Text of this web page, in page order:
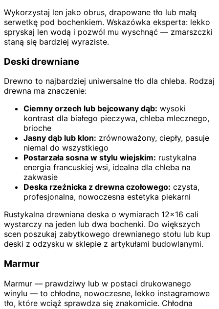
Wykorzystaj len jako obrus, drapowane tło lub małą
serwetkę pod bochenkiem. Wskazówka eksperta: lekko
spryskaj len wodą i pozwól mu wyschnąć — zmarszczki
staną się bardziej wyraziste.
Deski drewniane
Drewno to najbardziej uniwersalne tło dla chleba. Rodzaj
drewna ma znaczenie:
Ciemny orzech lub bejcowany dąb: wysoki
kontrast dla białego pieczywa, chleba mlecznego,
brioche
Jasny dąb lub klon: zrównoważony, ciepły, pasuje
niemal do wszystkiego
Postarzała sosna w stylu wiejskim: rustykalna
energia francuskiej wsi, idealna dla chleba na
zakwasie
Deska rzeźnicka z drewna czołowego: czysta,
profesjonalna, nowoczesna estetyka piekarni
Rustykalna drewniana deska o wymiarach 12×16 cali
wystarczy na jeden lub dwa bochenki. Do większych
scen poszukaj zabytkowego drewnianego stołu lub kup
deski z odzysku w sklepie z artykułami budowlanymi.
Marmur
Marmur — prawdziwy lub w postaci drukowanego
winylu — to chłodne, nowoczesne, lekko instagramowe
tło, które wciąż sprawdza się znakomicie. Chłodna